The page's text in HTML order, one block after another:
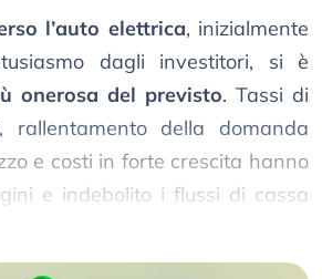
l’auto elettrica, inizialmente
dagli investitori, si è
onerosa del previsto. Tassi di
rallentamento della domanda
e costi in forte crescita hanno
e indebolito i flussi di cassa